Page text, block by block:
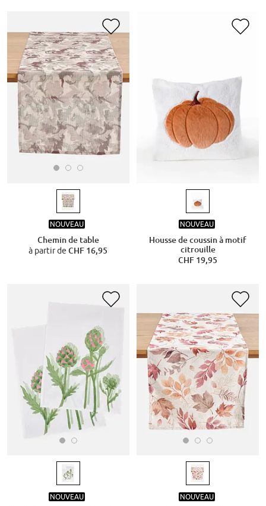
NOUVEAU
Chemin de table
à partir deCHF 16,95
NOUVEAU
Housse de coussin à motif
citrouille
CHF 19,95
NOUVEAU NOUVEAU